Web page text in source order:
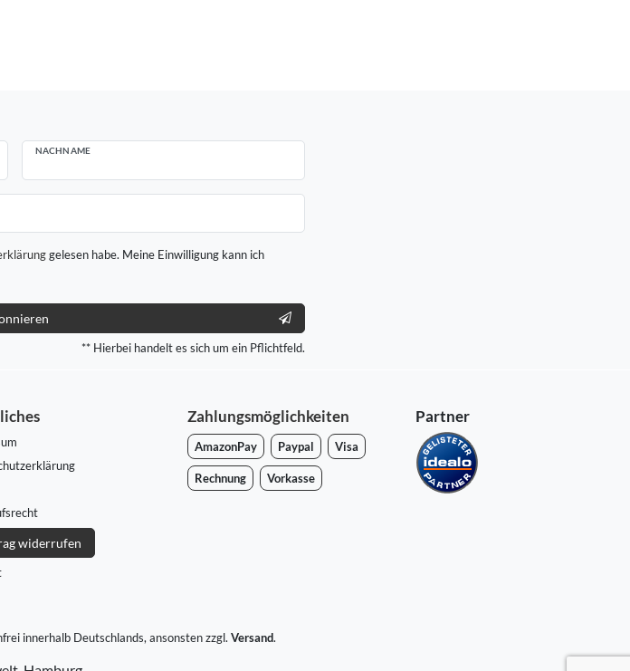
NACHNAME
gelesen habe. Meine Einwilligung kann ich
** Hierbei handelt es sich um ein Pflichtfeld.
widerrufen
Zahlungsmöglichkeiten
AmazonPay Paypal Visa
Rechnung Vorkasse
Partner
innerhalb Deutschlands, ansonsten zzgl. Versand.